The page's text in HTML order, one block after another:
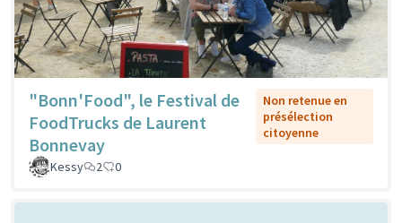
"Bonn'Food", le Festival de
FoodTrucks de Laurent
Bonnevay
Non retenue en
présélection
citoyenne
Kessy 2 0